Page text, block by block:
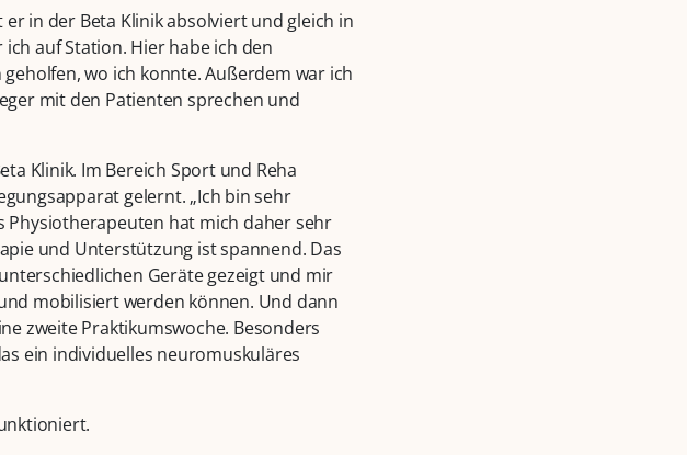
in der Beta Klinik absolviert und gleich in
auf Station. Hier habe ich den
wo ich konnte. Außerdem war ich
mit den Patienten sprechen und
Klinik. Im Bereich Sport und Reha
gelernt. „Ich bin sehr
Physiotherapeuten hat mich daher sehr
und Unterstützung ist spannend. Das
Geräte gezeigt und mir
mobilisiert werden können. Und dann
zweite Praktikumswoche. Besonders
ein individuelles neuromuskuläres